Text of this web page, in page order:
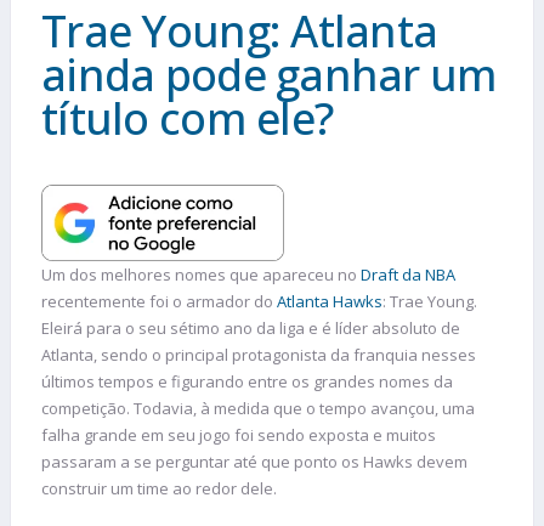
Trae Young: Atlanta
ainda pode ganhar um
título com ele?
Um dos melhores nomes que apareceu no Draft da NBA
recentemente foi o armador do Atlanta Hawks: Trae Young.
Eleirá para o seu sétimo ano da liga e é líder absoluto de
Atlanta, sendo o principal protagonista da franquia nesses
últimos tempos e figurando entre os grandes nomes da
competição. Todavia, à medida que o tempo avançou, uma
falha grande em seu jogo foi sendo exposta e muitos
passaram a se perguntar até que ponto os Hawks devem
construir um time ao redor dele.